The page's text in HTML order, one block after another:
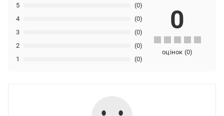
1 (0)
2 (0)
3 (0)
4 (0)
5 (0)
0
оцінок (0)